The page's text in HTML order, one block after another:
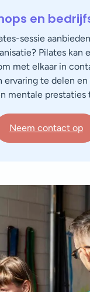
en
sessie
Pilates kan
met elkaar in
ervaring te delen
mentale prestaties
Neem contact op